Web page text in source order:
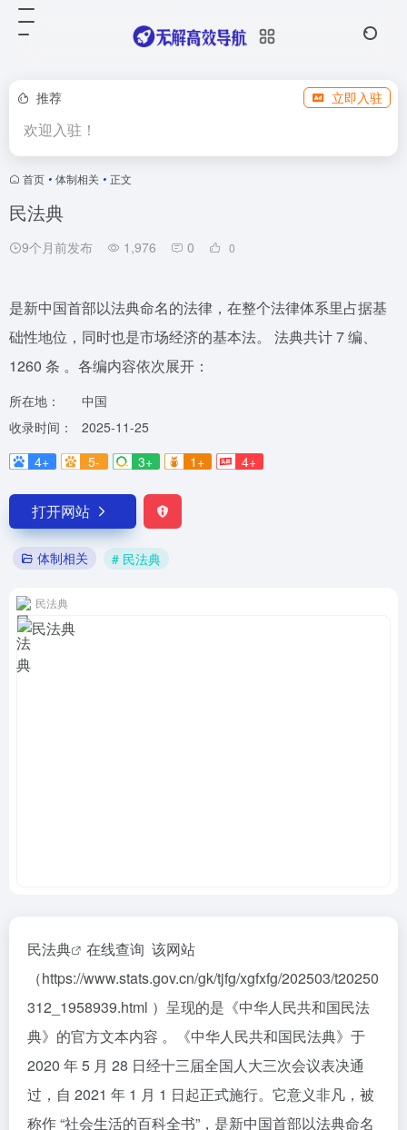
推荐 立即入驻
欢迎入驻！
首页 • 体制相关 • 正文
民法典
9个月前发布 1,976 0 0
是新中国首部以法典命名的法律，在整个法律体系里占据基
础性地位，同时也是市场经济的基本法。​ 法典共计 7 编、
1260 条 。各编内容依次展开：
所在地：
中国
收录时间：
2025-11-25
4+
5- 3+ 1+ 4+
打开网站
体制相关 # 民法典
民法典
民法典
在线查询 该网站
（https://www.stats.gov.cn/gk/tjfg/xgfxfg/202503/t20250
312_1958939.html ）呈现的是《中华人民共和国民法
典》的官方文本内容 。《中华人民共和国民法典》于
2020 年 5 月 28 日经十三届全国人大三次会议表决通
过，自 2021 年 1 月 1 日起正式施行。它意义非凡，被
称作 “社会生活的百科全书”，是新中国首部以法典命名